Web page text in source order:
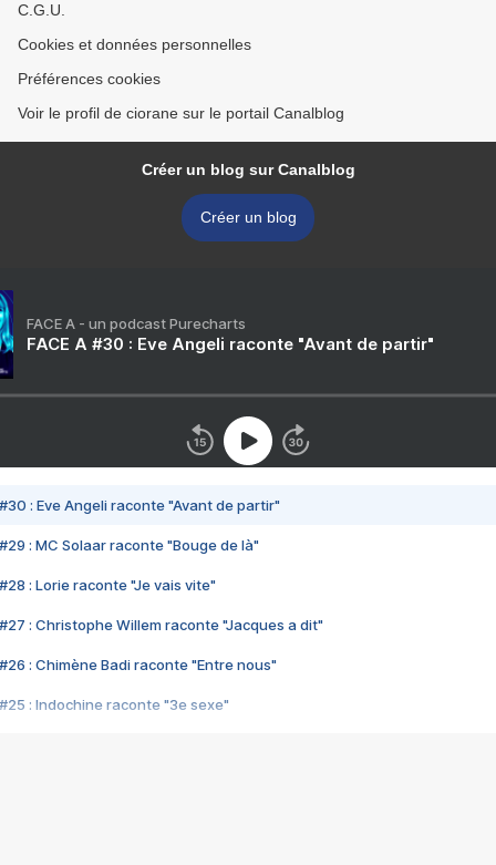
C.G.U.
Cookies et données personnelles
Préférences cookies
Voir le profil de ciorane sur le portail Canalblog
Créer un blog sur Canalblog
Créer un blog
FACE A - un podcast Purecharts
FACE A #30 : Eve Angeli raconte "Avant de partir"
#30 : Eve Angeli raconte "Avant de partir"
#29 : MC Solaar raconte "Bouge de là"
#28 : Lorie raconte "Je vais vite"
#27 : Christophe Willem raconte "Jacques a dit"
#26 : Chimène Badi raconte "Entre nous"
#25 : Indochine raconte "3e sexe"